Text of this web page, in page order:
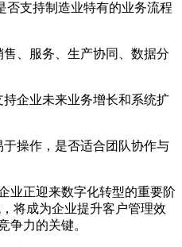
否支持制造业特有的业务流程
售、服务、生产协同、数据分
持企业未来业务增长和系统扩
于操作，是否适合团队协作与
业正迎来数字化转型的重要阶
将成为企业提升客户管理效
争力的关键。